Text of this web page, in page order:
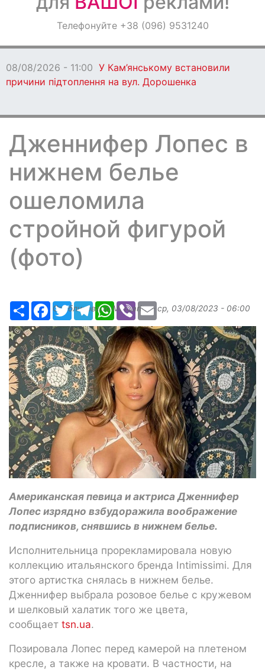
ОголошенняТелефонуйте +38 (096) 9531240
08/08/2026 - 11:00 У Кам’янському встановили
причини підтоплення на вул. Дорошенка
Дженнифер Лопес в
нижнем белье
ошеломила
стройной фигурой
(фото)
РесурсFacebook
TwitterTelegramWhatsApp
ViberEmail
ОпубликованоMargarita- ср, 03/08/2023 - 06:00
Американская певица и актриса Дженнифер
Лопес изрядно взбудоражила воображение
подписников, снявшись в нижнем белье.
Исполнительница прорекламировала новую
коллекцию итальянского бренда Intimissimi. Для
этого артистка снялась в нижнем белье.
Дженнифер выбрала розовое белье с кружевом
и шелковый халатик того же цвета,
сообщает tsn.ua.
Позировала Лопес перед камерой на плетеном
кресле, а также на кровати. В частности, на